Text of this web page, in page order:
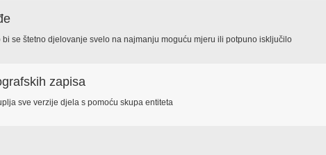
se štetno djelovanje svelo na najmanju moguću mjeru ili potpuno isključilo
zapisa
sve verzije djela s pomoću skupa entiteta